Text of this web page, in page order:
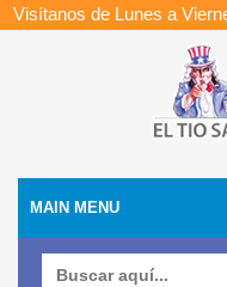
Visítanos de Lunes a
MAIN MENU